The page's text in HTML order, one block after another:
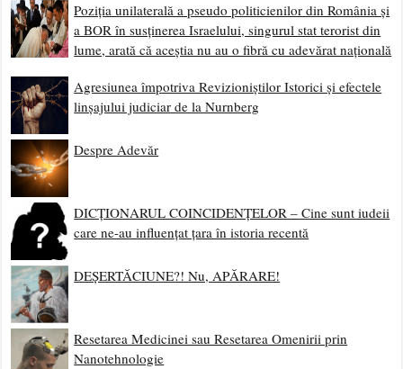
Poziția unilaterală a pseudo politicienilor din România și
a BOR în susținerea Israelului, singurul stat terorist din
lume, arată că aceștia nu au o fibră cu adevărat națională
Agresiunea împotriva Revizioniștilor Istorici și efectele
linșajului judiciar de la Nurnberg
Despre Adevăr
DICȚIONARUL COINCIDENȚELOR – Cine sunt iudeii
care ne-au influențat țara în istoria recentă
DEȘERTĂCIUNE?! Nu, APĂRARE!
Resetarea Medicinei sau Resetarea Omenirii prin
Nanotehnologie